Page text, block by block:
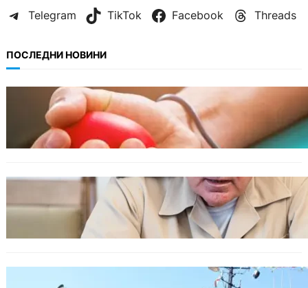
Telegram TikTok Facebook Threads
ПОСЛЕДНИ НОВИНИ
ОБЩЕСТВО
Варна има спешна нужда от кръводарители
с кръвна група 0+
БЪЛГАРИЯ
Ефтимов: Няма преднамерени действия
срещу България, дронът край Кардам е бил
примамка